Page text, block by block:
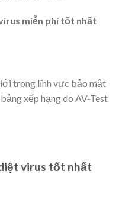
miễn phí tốt nhất
trong lĩnh vực bảo mật
xếp hạng do AV-Test
virus tốt nhất